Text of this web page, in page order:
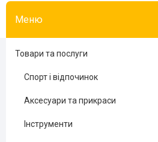
Товари та послуги
Спорт і відпочинок
Аксесуари та прикраси
Інструменти